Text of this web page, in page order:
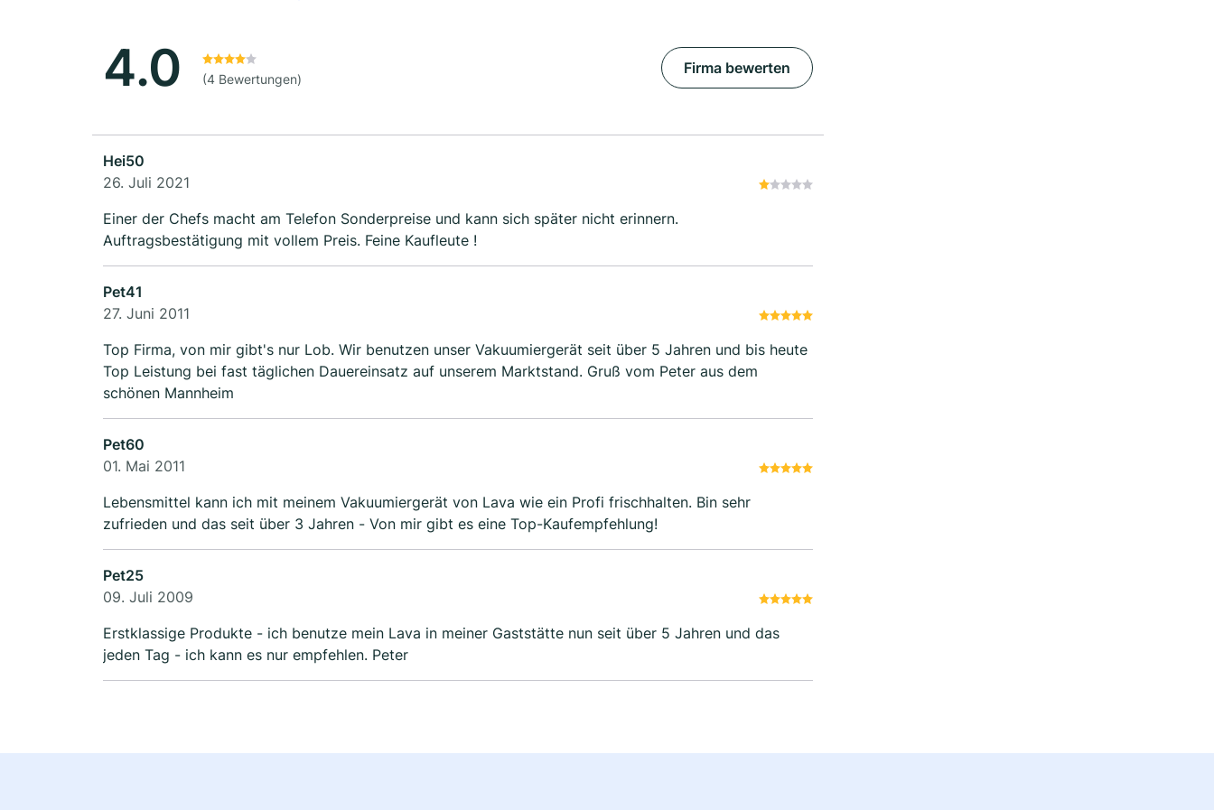
4.0 (4 Bewertungen)
Firma bewerten
Hei50
26. Juli 2021
Einer der Chefs macht am Telefon Sonderpreise und kann sich später nicht erinnern.
Auftragsbestätigung mit vollem Preis. Feine Kaufleute !
Pet41
27. Juni 2011
Top Firma, von mir gibt's nur Lob. Wir benutzen unser Vakuumiergerät seit über 5 Jahren und bis heute
Top Leistung bei fast täglichen Dauereinsatz auf unserem Marktstand. Gruß vom Peter aus dem
schönen Mannheim
Pet60
01. Mai 2011
Lebensmittel kann ich mit meinem Vakuumiergerät von Lava wie ein Profi frischhalten. Bin sehr
zufrieden und das seit über 3 Jahren - Von mir gibt es eine Top-Kaufempfehlung!
Pet25
09. Juli 2009
Erstklassige Produkte - ich benutze mein Lava in meiner Gaststätte nun seit über 5 Jahren und das
jeden Tag - ich kann es nur empfehlen. Peter